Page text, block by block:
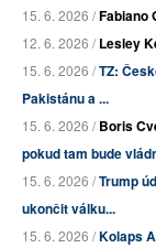
15. 6. 2026 /Fabiano
12. 6. 2026 /Lesley
15. 6. 2026 /TZ:
Pakistánu a ...
15. 6. 2026 /Boris
pokud tam bude
15. 6. 2026 /Trump
ukončit válku...
15. 6. 2026 /Kolaps